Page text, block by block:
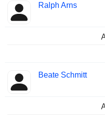
Ralph Arns
Beate Schmitt